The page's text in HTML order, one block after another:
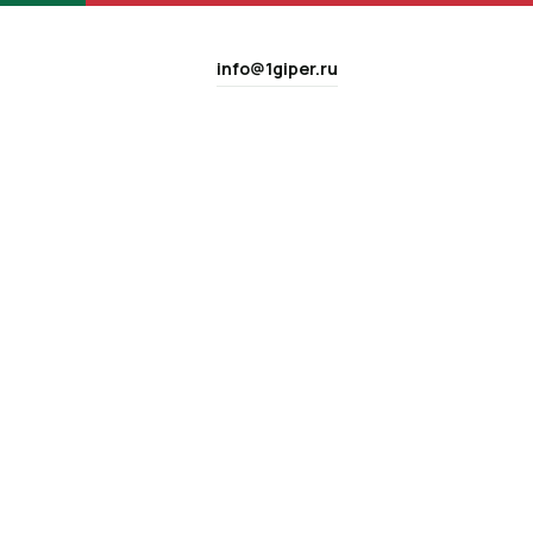
info@1giper.ru